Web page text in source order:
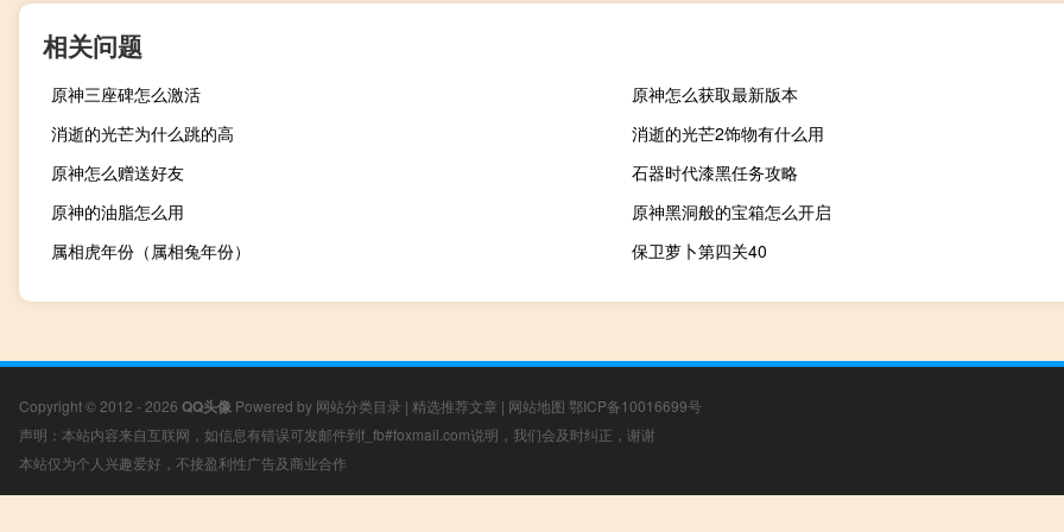
相关问题
原神三座碑怎么激活
原神怎么获取最新版本
消逝的光芒为什么跳的高
消逝的光芒2饰物有什么用
原神怎么赠送好友
石器时代漆黑任务攻略
原神的油脂怎么用
原神黑洞般的宝箱怎么开启
属相虎年份（属相兔年份）
保卫萝卜第四关40
Copyright © 2012 - 2026 QQ头像 Powered by 网站分类目录 | 精选推荐文章 | 网站地图 鄂ICP备10016699号
声明：本站内容来自互联网，如信息有错误可发邮件到f_fb#foxmail.com说明，我们会及时纠正，谢谢
本站仅为个人兴趣爱好，不接盈利性广告及商业合作